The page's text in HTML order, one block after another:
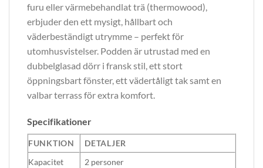
furu eller värmebehandlat trä (thermowood),
erbjuder den ett mysigt, hållbart och
väderbeständigt utrymme – perfekt för
utomhusvistelser. Podden är utrustad med en
dubbelglasad dörr i fransk stil, ett stort
öppningsbart fönster, ett vädertåligt tak samt en
valbar terrass för extra komfort.
Specifikationer
FUNKTION
DETALJER
Kapacitet
2 personer